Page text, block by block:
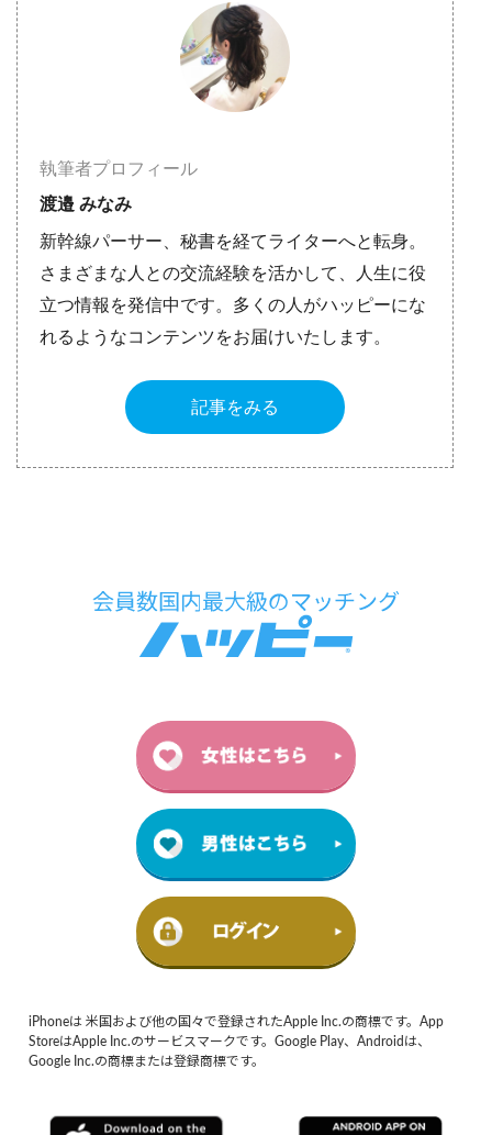
執筆者プロフィール
渡邉 みなみ
新幹線パーサー、秘書を経てライターへと転身。
さまざまな人との交流経験を活かして、人生に役
立つ情報を発信中です。多くの人がハッピーにな
れるようなコンテンツをお届けいたします。
記事をみる
iPhoneは 米国および他の国々で登録されたApple Inc.の商標です。App
StoreはApple Inc.のサービスマークです。Google Play、Androidは、
Google Inc.の商標または登録商標です。